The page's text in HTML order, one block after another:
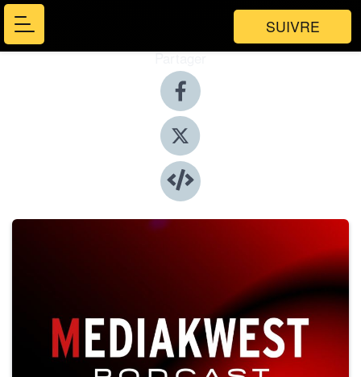
SUIVRE
Partager